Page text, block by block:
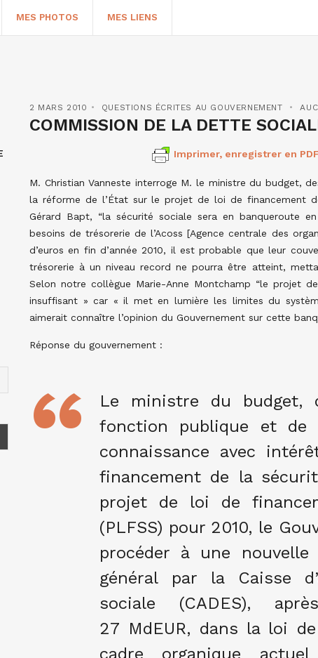
MES PHOTOS MES LIENS
2 MARS 2010 QUESTIONS ÉCRITES AU GOUVERNEMENT
COMMISSION DE LA DETTE
Imprimer, enregistrer en
M. Christian Vanneste interroge M. le ministre du budget,
la réforme de l’État sur le projet de loi de financement
Gérard Bapt, “la sécurité sociale sera en banqueroute
besoins de trésorerie de l’Acoss [Agence centrale des
d’euros en fin d’année 2010, il est probable que leur
trésorerie à un niveau record ne pourra être atteint,
Selon notre collègue Marie-Anne Montchamp “le projet
insuffisant » car « il met en lumière les limites du
aimerait connaître l’opinion du Gouvernement sur cette
Réponse du gouvernement :
Le ministre du budget,
fonction publique et de
connaissance avec
financement de la
projet de loi de
(PLFSS) pour 2010, le
procéder à une
général par la Caisse
sociale (CADES),
27 MdEUR, dans la loi
cadre organique